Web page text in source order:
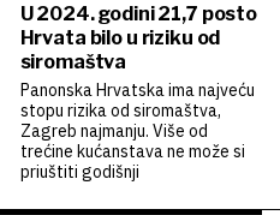
U 2024. godini 21,7 posto
Hrvata bilo u riziku od
siromaštva
Panonska Hrvatska ima najveću
stopu rizika od siromaštva,
Zagreb najmanju. Više od
trećine kućanstava ne može si
priuštiti godišnji